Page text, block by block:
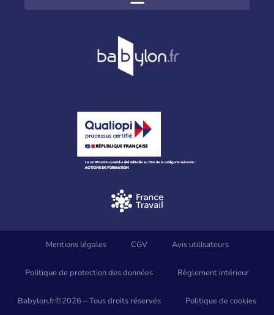
Mentions légales CGV Avis utilisateurs
Politique de protection des données Règlement intérieur
Babylon.fr©2026 – Tous droits réservés Politique de cookies